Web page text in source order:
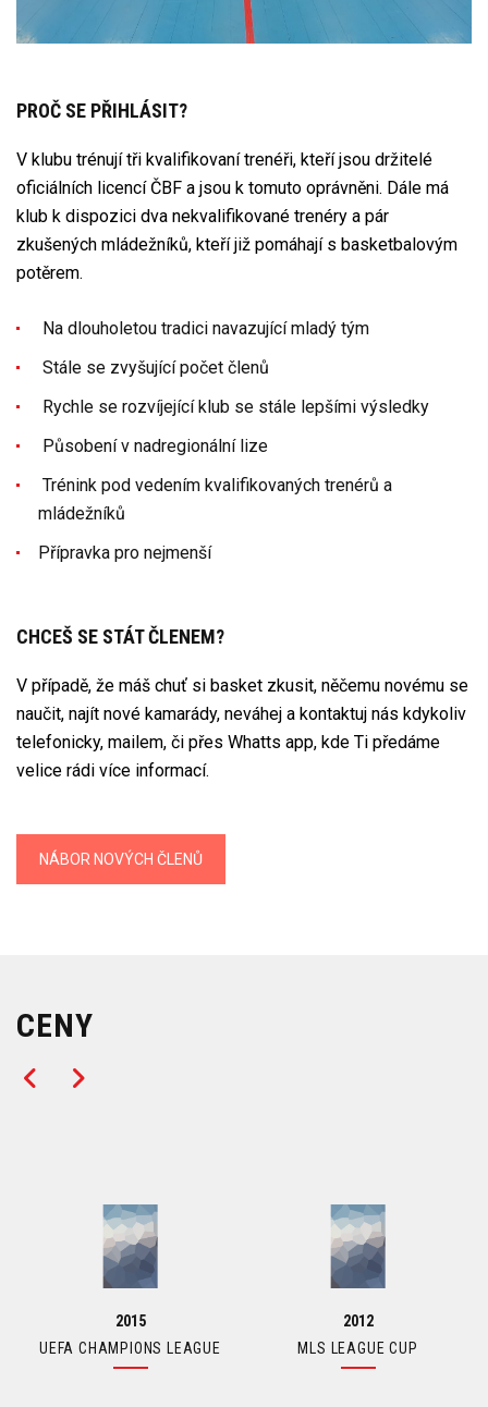
PROČ SE PŘIHLÁSIT?
V klubu trénují tři kvalifikovaní trenéři, kteří jsou držitelé
oficiálních licencí ČBF a jsou k tomuto oprávněni. Dále má
klub k dispozici dva nekvalifikované trenéry a pár
zkušených mládežníků, kteří již pomáhají s basketbalovým
potěrem.
Na dlouholetou tradici navazující mladý tým
Stále se zvyšující počet členů
Rychle se rozvíjející klub se stále lepšími výsledky
Působení v nadregionální lize
Trénink pod vedením kvalifikovaných trenérů a
mládežníků
Přípravka pro nejmenší
CHCEŠ SE STÁT ČLENEM?
V případě, že máš chuť si basket zkusit, něčemu novému se
naučit, najít nové kamarády, neváhej a kontaktuj nás kdykoliv
telefonicky, mailem, či přes Whatts app, kde Ti předáme
velice rádi více informací.
NÁBOR NOVÝCH ČLENŮ
CENY
2015
UEFA CHAMPIONS LEAGUE
2012
MLS LEAGUE CUP